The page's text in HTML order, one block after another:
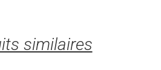
similaires